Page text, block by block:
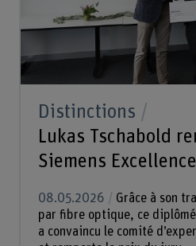
Distinctions
Lukas Tschabold
Siemens
08.05.2026
Grâce à son
par fibre optique, ce
a convaincu le comité